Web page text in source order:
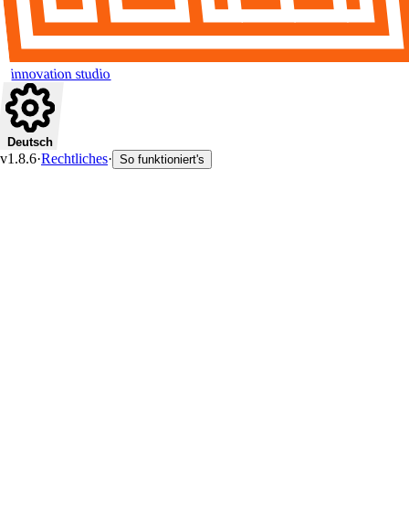
innovation studio
Deutsch
v1.8.6·Rechtliches· So funktioniert's